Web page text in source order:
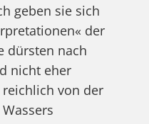
geben sie sich
der
dürsten nach
nicht eher
von der